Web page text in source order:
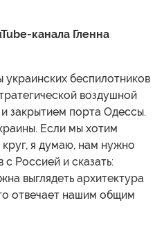
канала Гленна
украинских беспилотников
воздушной
закрытием порта Одессы.
Если мы хотим
круг, я думаю, нам нужно
с Россией и сказать:
выглядеть архитектура
отвечает нашим общим